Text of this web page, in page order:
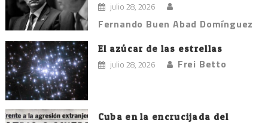
julio 28, 2026
Fernando Buen Abad Domínguez
El azúcar de las estrellas
julio 28, 2026 Frei Betto
Cuba en la encrucijada del